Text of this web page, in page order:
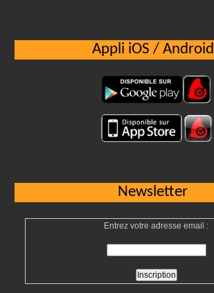
Appli iOS / Android
Newsletter
Entrez votre adresse email :